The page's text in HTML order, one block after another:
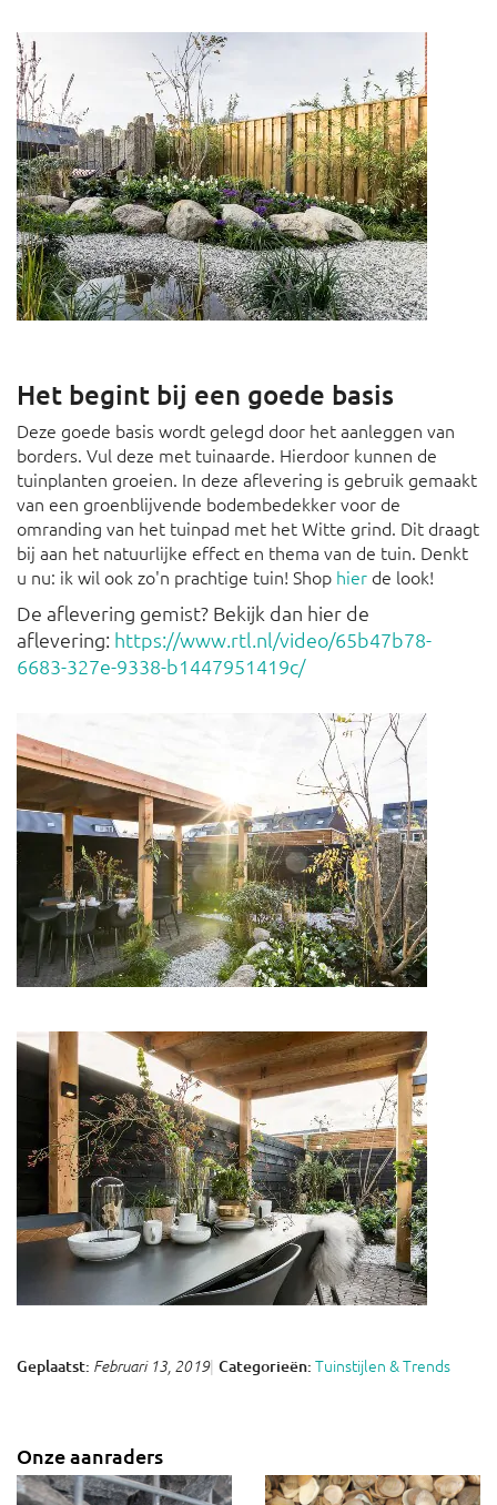
Het begint bij een goede basis
Deze goede basis wordt gelegd door het aanleggen van
borders. Vul deze met tuinaarde. Hierdoor kunnen de
tuinplanten groeien. In deze aflevering is gebruik gemaakt
van een groenblijvende bodembedekker voor de
omranding van het tuinpad met het Witte grind. Dit draagt
bij aan het natuurlijke effect en thema van de tuin. Denkt
u nu: ik wil ook zo'n prachtige tuin! Shop hier de look!
De aflevering gemist? Bekijk dan hier de
aflevering: https://www.rtl.nl/video/65b47b78-
6683-327e-9338-b1447951419c/
Geplaatst: Februari 13, 2019 Categorieën: Tuinstijlen & Trends
Onze aanraders